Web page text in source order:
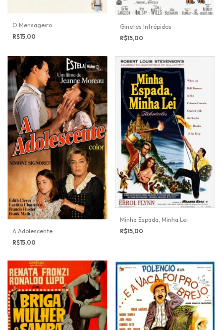
O Mensageiro
R$15,00
Ginetes Intrépidos
R$15,00
A Adolescente
R$15,00
Minha Espada, Minha Lei
R$15,00